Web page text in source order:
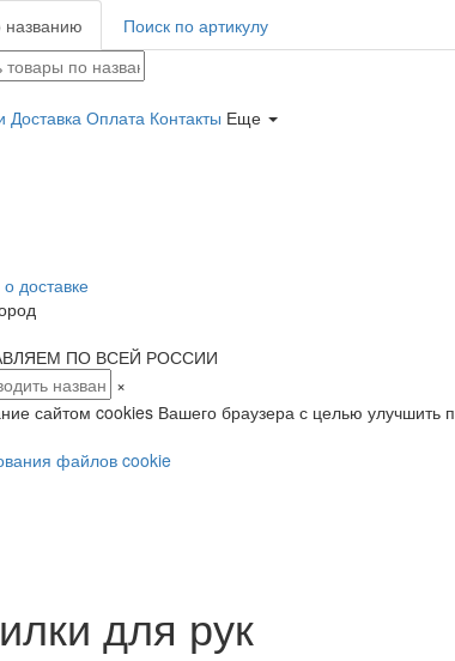
названию Поиск по артикулу
Доставка Оплата Контакты Еще
доставке
ПО ВСЕЙ РОССИИ
×
сайтом cookies Вашего браузера с целью
файлов cookie
для рук